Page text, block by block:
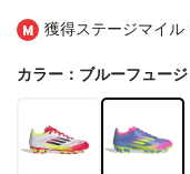
獲得ステージマイル
カラー：ブルーフュー